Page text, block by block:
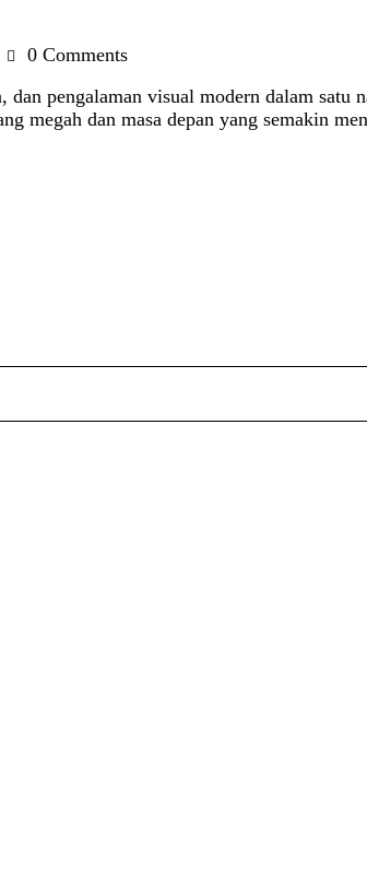
0 Comments
pengalaman visual modern dalam satu
megah dan masa depan yang semakin